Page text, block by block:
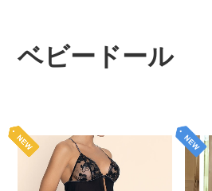
ベビードール